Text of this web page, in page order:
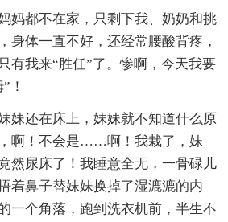
妈都不在家，只剩下我、奶奶和挑
身体一直不好，还经常腰酸背疼，
有我来“胜任”了。惨啊，今天我要
！
妹还在床上，妹妹就不知道什么原
啊！不会是……啊！我栽了，妹
尿床了！我睡意全无，一骨碌儿
着鼻子替妹妹换掉了湿漉漉的内
一个角落，跑到洗衣机前，半生不